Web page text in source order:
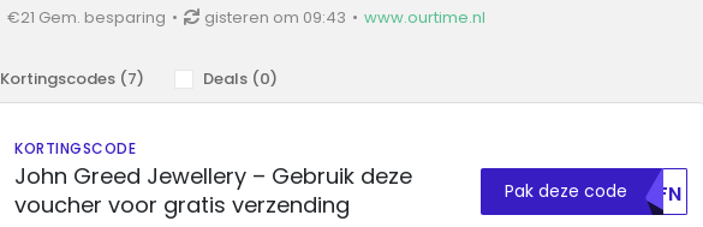
€21 Gem. besparing gisteren om 09:43 www.ourtime.nl
Kortingscodes (7) Deals (0)
KORTINGSCODE
John Greed Jewellery – Gebruik deze
voucher voor gratis verzending
Pak deze code U0FN